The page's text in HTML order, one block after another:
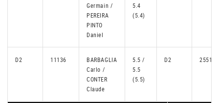
Germain /
PEREIRA
PINTO
Daniel
5.4
(5.4)
D2 11136
BARBAGLIA
Carlo /
CONTER
Claude
5.5 /
5.5
(5.5)
D2 25516